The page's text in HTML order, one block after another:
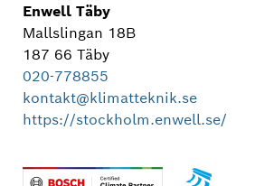
Enwell Täby
Mallslingan 18B
187 66 Täby
020-778855
kontakt@klimatteknik.se
https://stockholm.enwell.se/